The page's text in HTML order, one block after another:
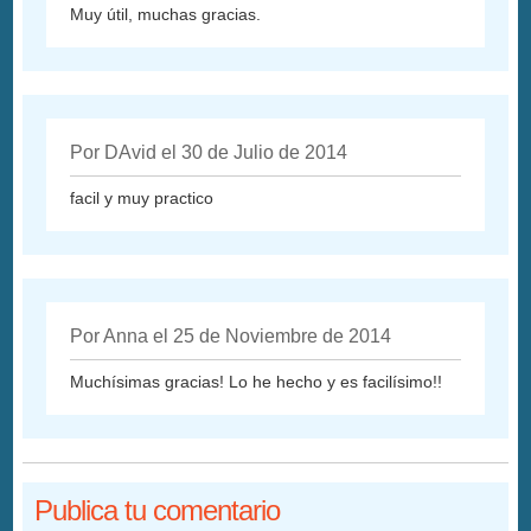
Muy útil, muchas gracias.
Por DAvid el 30 de Julio de 2014
facil y muy practico
Por Anna el 25 de Noviembre de 2014
Muchísimas gracias! Lo he hecho y es facilísimo!!
Publica tu comentario